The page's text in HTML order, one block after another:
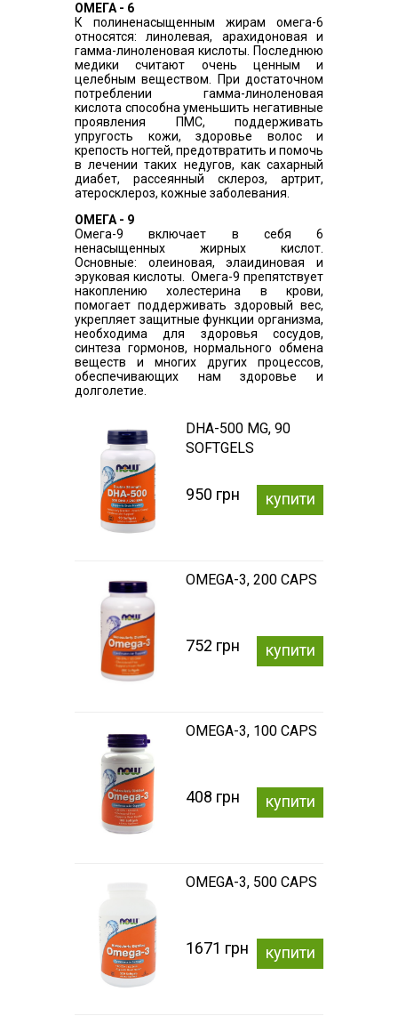
ОМЕГА - 6
К полиненасыщенным жирам омега-6
относятся: линолевая, арахидоновая и
гамма-линоленовая кислоты. Последнюю
медики считают очень ценным и
целебным веществом. При достаточном
потреблении гамма-линоленовая
кислота способна уменьшить негативные
проявления ПМС, поддерживать
упругость кожи, здоровье волос и
крепость ногтей, предотвратить и помочь
в лечении таких недугов, как сахарный
диабет, рассеянный склероз, артрит,
атеросклероз, кожные заболевания.
ОМЕГА - 9
Омега-9 включает в себя 6
ненасыщенных жирных кислот.
Основные: олеиновая, элаидиновая и
эруковая кислоты. Омега-9 препятствует
накоплению холестерина в крови,
помогает поддерживать здоровый вес,
укрепляет защитные функции организма,
необходима для здоровья сосудов,
синтеза гормонов, нормального обмена
веществ и многих других процессов,
обеспечивающих нам здоровье и
долголетие.
DHA-500 MG, 90
SOFTGELS
950 грн купити
OMEGA-3, 200 CAPS
752 грн купити
OMEGA-3, 100 CAPS
408 грн купити
OMEGA-3, 500 CAPS
1671 грн купити